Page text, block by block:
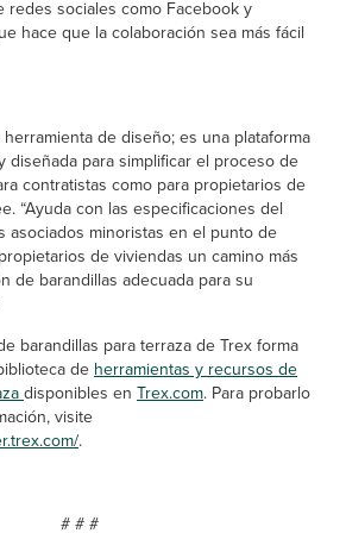
redes sociales como Facebook y
hace que la colaboración sea más fácil
de diseño; es una plataforma
diseñada para simplificar el proceso de
contratistas como para propietarios de
“Ayuda con las especificaciones del
asociados minoristas en el punto de
de viviendas un camino más
de barandillas adecuada para su
barandillas para terraza de Trex forma
de herramientas y recursos de
disponibles en Trex.com. Para probarlo
visite
.
# # #